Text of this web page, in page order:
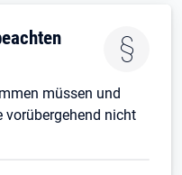
müssen und
vorübergehend nicht